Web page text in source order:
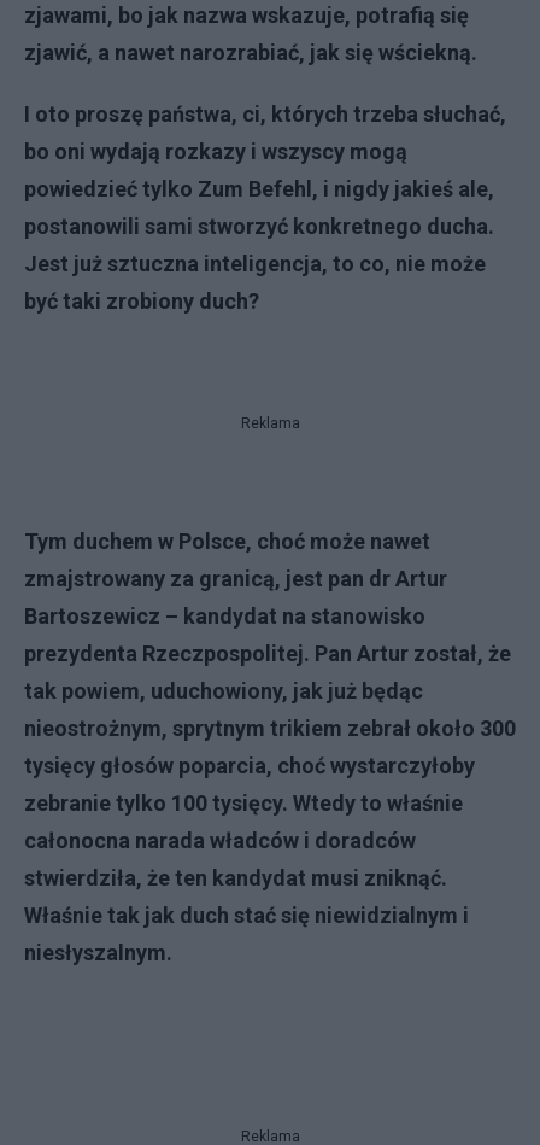
zjawami, bo jak nazwa wskazuje, potrafią się
zjawić, a nawet narozrabiać, jak się wściekną.
I oto proszę państwa, ci, których trzeba słuchać,
bo oni wydają rozkazy i wszyscy mogą
powiedzieć tylko Zum Befehl, i nigdy jakieś ale,
postanowili sami stworzyć konkretnego ducha.
Jest już sztuczna inteligencja, to co, nie może
być taki zrobiony duch?
Reklama
Tym duchem w Polsce, choć może nawet
zmajstrowany za granicą, jest pan dr Artur
Bartoszewicz – kandydat na stanowisko
prezydenta Rzeczpospolitej. Pan Artur został, że
tak powiem, uduchowiony, jak już będąc
nieostrożnym, sprytnym trikiem zebrał około 300
tysięcy głosów poparcia, choć wystarczyłoby
zebranie tylko 100 tysięcy. Wtedy to właśnie
całonocna narada władców i doradców
stwierdziła, że ten kandydat musi zniknąć.
Właśnie tak jak duch stać się niewidzialnym i
niesłyszalnym.
Reklama